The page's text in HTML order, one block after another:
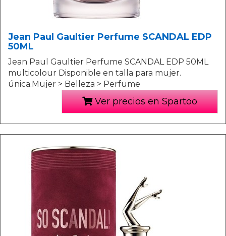
Jean Paul Gaultier Perfume SCANDAL EDP
50ML
Jean Paul Gaultier Perfume SCANDAL EDP 50ML
multicolour Disponible en talla para mujer.
única.Mujer > Belleza > Perfume
Ver precios en Spartoo